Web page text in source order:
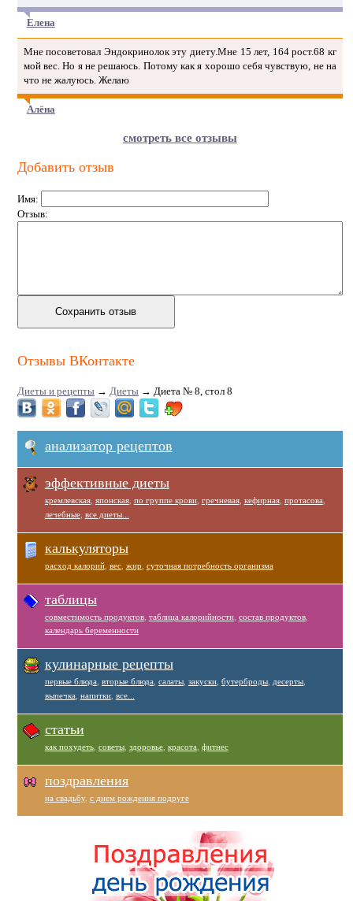
Елена
Мне посоветовал Эндокринолок эту диету.Мне 15 лет, 164 рост.68 кг
мой вес. Но я не решаюсь. Потому как я хорошо себя чувствую, не на
что не жалуюсь. Желаю
Алёна
смотреть все отзывы
Добавить отзыв
Имя:
Отзыв:
Отзывы ВКонтакте
Диеты и рецепты→ Диеты→ Диета № 8, стол 8
анализатор рецептов
эффективные диеты
кремлевская, японская, по группе крови, гречневая, кефирная, протасова
лечебные, все диеты...
калькуляторы
расход калорий, вес, жир суточная потребность организма
таблицы
совместимость продуктов, таблица калорийности, состав продуктов,
календарь беременности
кулинарные рецепты
первые блюда вторые блюда салаты, закуски, бутерброды, десерты,
выпечка напитки, все...
статьи
как похудеть, советы, здоровье, красота фитнес
поздравления
на свадьбу, с днем рождения подруге